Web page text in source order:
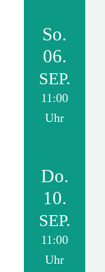
So.
06.
SEP.
11:00
Uhr
Do.
10.
SEP.
11:00
Uhr